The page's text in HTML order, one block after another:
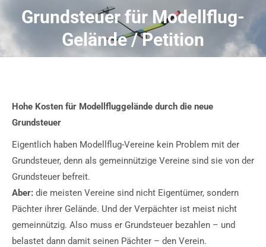
Grundsteuer für Modellflug-
Gelände / Petition
Hohe Kosten für Modellfluggelände durch die neue
Grundsteuer
Eigentlich haben Modellflug-Vereine kein Problem mit der
Grundsteuer, denn als gemeinnützige Vereine sind sie von der
Grundsteuer befreit.
Aber: die meisten Vereine sind nicht Eigentümer, sondern
Pächter ihrer Gelände. Und der Verpächter ist meist nicht
gemeinnützig. Also muss er Grundsteuer bezahlen – und
belastet dann damit seinen Pächter – den Verein.